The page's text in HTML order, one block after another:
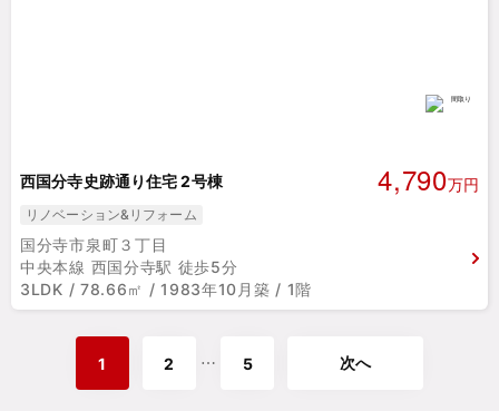
西国分寺史跡通り住宅 2号棟 4,790万円
リノベーション&リフォーム
国分寺市泉町３丁目
中央本線 西国分寺駅 徒歩5分
3LDK / 78.66㎡ / 1983年10月築 / 1階
1 2 ⋯ 5 次へ